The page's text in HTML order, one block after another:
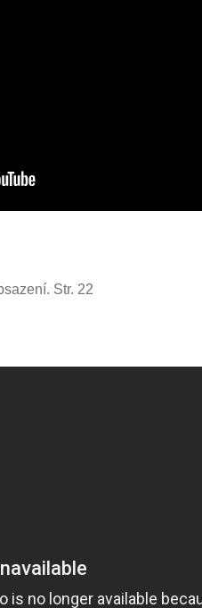
Str. 22